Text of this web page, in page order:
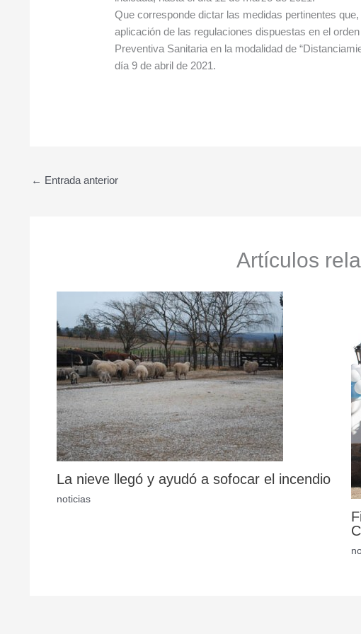
Que corresponde dictar las medidas pertinentes
aplicación de las regulaciones dispuestas en el
Preventiva Sanitaria en la modalidad de
día 9 de abril de 2021.
← Entrada anterior
Artículos
La nieve llegó y ayudó a sofocar el incendio
noticias